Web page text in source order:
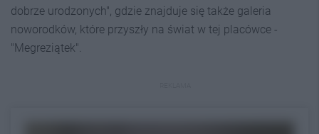
dobrze urodzonych", gdzie znajduje się także galeria
noworodków, które przyszły na świat w tej placówce -
"Megreziątek".